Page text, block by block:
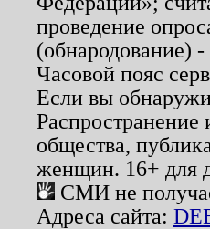
проведение
(обнародование) -
Часовой пояс
Если вы
общества,
женщин. 16+ для
СМИ не
Адреса сайта: